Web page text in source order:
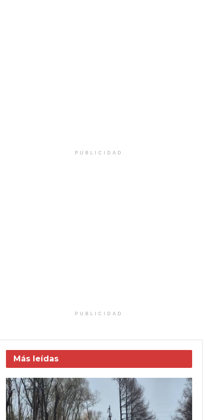
PUBLICIDAD
PUBLICIDAD
Más leídas